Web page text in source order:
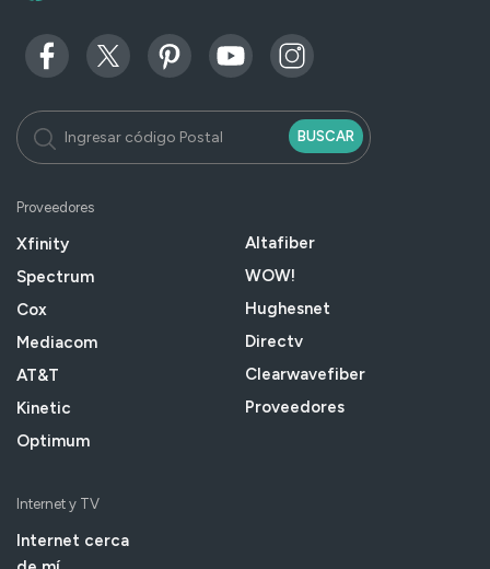
BUSCAR
Proveedores
Xfinity
Spectrum
Cox
Mediacom
AT&T
Kinetic
Optimum
Altafiber
WOW!
Hughesnet
Directv
Clearwavefiber
Proveedores
Internet y TV
Internet cerca